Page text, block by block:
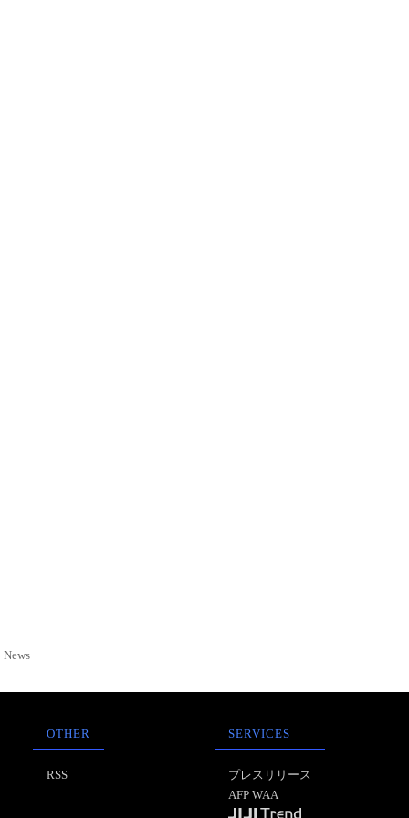
OTHER
RSS
SERVICES
プレスリリース
AFP WAA